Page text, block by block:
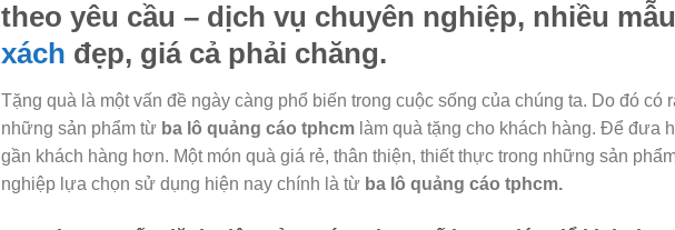
theo yêu cầu – dịch vụ chuyên nghiệp, nhiều mẫu
xách đẹp, giá cả phải chăng.
Tặng quà là một vấn đề ngày càng phổ biến trong cuộc sống của chúng ta. Do đó có
những sản phẩm từ ba lô quảng cáo tphcmlàm quà tặng cho khách hàng. Để đưa
gần khách hàng hơn. Một món quà giá rẻ, thân thiện, thiết thực trong những sản
nghiệp lựa chọn sử dụng hiện nay chính là từ ba lô quảng cáo tphcm.